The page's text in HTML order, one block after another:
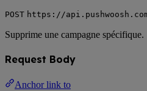
POST https://
Supprime une campagne spécifique.
Request Body
Anchor link to